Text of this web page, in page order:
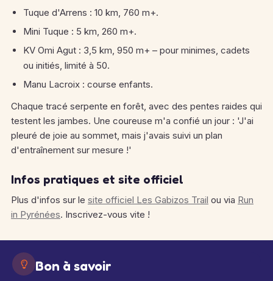
Tuque d'Arrens : 10 km, 760 m+.
Mini Tuque : 5 km, 260 m+.
KV Omi Agut : 3,5 km, 950 m+ – pour minimes, cadets
ou initiés, limité à 50.
Manu Lacroix : course enfants.
Chaque tracé serpente en forêt, avec des pentes raides qui
testent les jambes. Une coureuse m'a confié un jour : 'J'ai
pleuré de joie au sommet, mais j'avais suivi un plan
d'entraînement sur mesure !'
Infos pratiques et site officiel
Plus d'infos sur le site officiel Les Gabizos Trail ou via Run
in Pyrénées. Inscrivez-vous vite !
Bon à savoir